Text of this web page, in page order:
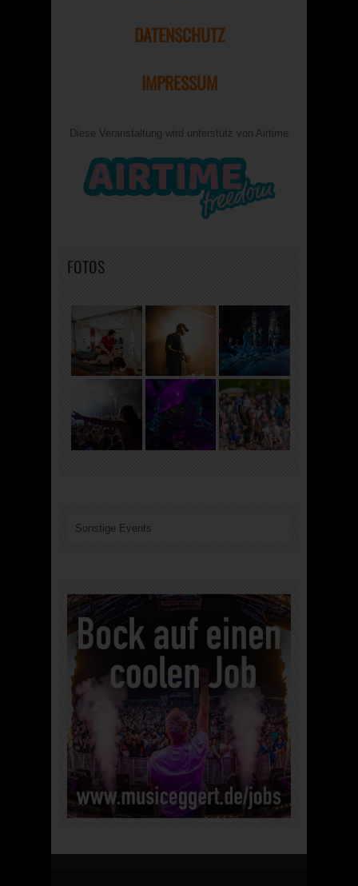
DATENSCHUTZ
IMPRESSUM
Diese Veranstaltung wird unterstütz von Airtime
FOTOS
Sonstige Events